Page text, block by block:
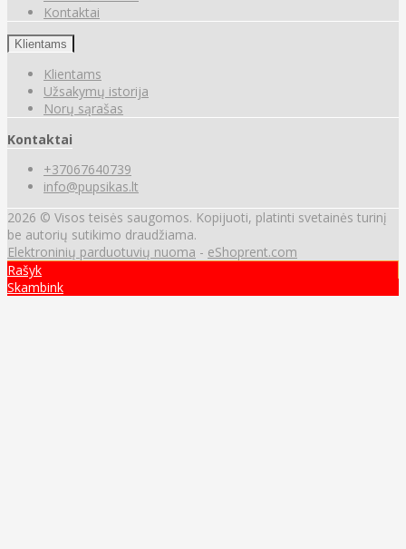
Kontaktai
Klientams
Klientams
Užsakymų istorija
Norų sąrašas
Kontaktai
+37067640739
info@pupsikas.lt
2026 © Visos teisės saugomos. Kopijuoti, platinti svetainės turinį
be autorių sutikimo draudžiama.
Elektroninių parduotuvių nuoma - eShoprent.com
Rašyk
Skambink